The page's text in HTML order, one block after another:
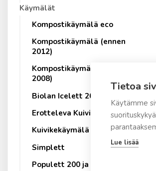
Käymälät
Kompostikäymälä eco
Kompostikäymälä (ennen
2012)
Kompostikäymälä (ennen
2008)
Biolan Icelett 20
Erotteleva Kuivikekäymälä
Kuivikekäymälä
Simplett
Populett 200 ja 300
Tietoa
Käytämme
Lue lisää